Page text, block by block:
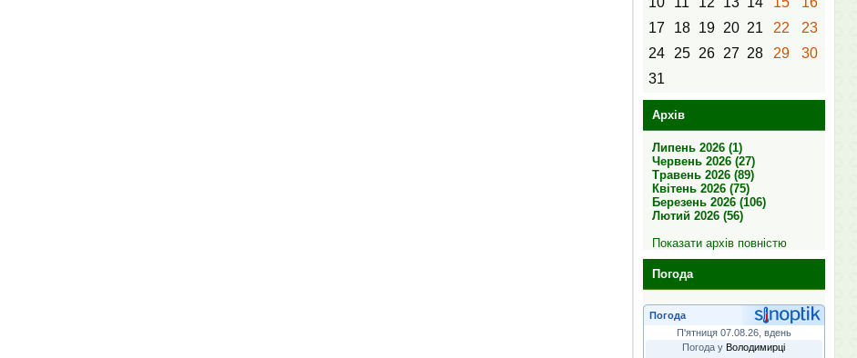
17
18 19 20 21 22
23
24
25 26 27 28 29
30
31
Архів
Липень 2026 (1)
Червень 2026 (27)
Травень 2026 (89)
Квітень 2026 (75)
Березень 2026 (106)
Лютий 2026 (56)
Показати архів повністю
Погода
Погода
П'ятниця 07.08.26, вдень
Погода у Володимирці